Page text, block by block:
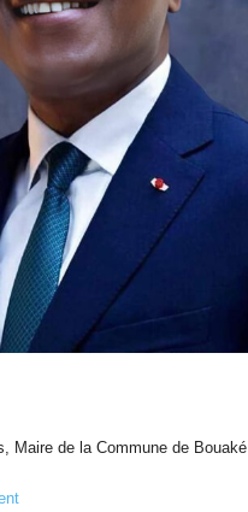
Maire de la Commune de Bouaké